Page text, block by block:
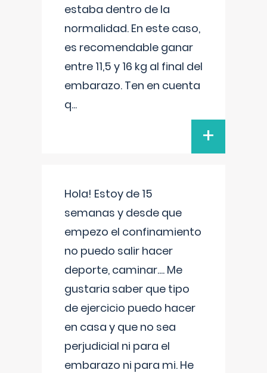
estaba dentro de la
normalidad. En este caso,
es recomendable ganar
entre 11,5 y 16 kg al final del
embarazo. Ten en cuenta
q...
+
Hola! Estoy de 15
semanas y desde que
empezo el confinamiento
no puedo salir hacer
deporte, caminar.... Me
gustaria saber que tipo
de ejercicio puedo hacer
en casa y que no sea
perjudicial ni para el
embarazo ni para mi. He